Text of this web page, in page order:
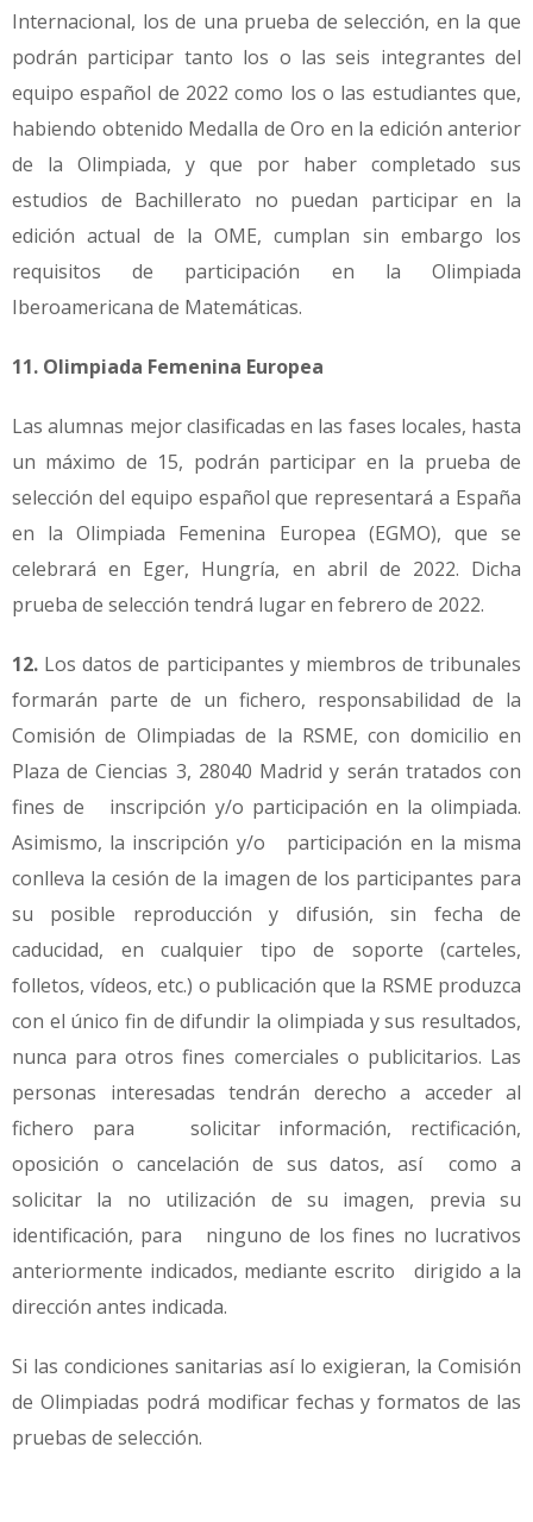
Internacional, los de una prueba de selección, en la que
podrán participar tanto los o las seis integrantes del
equipo español de 2022 como los o las estudiantes que,
habiendo obtenido Medalla de Oro en la edición anterior
de la Olimpiada, y que por haber completado sus
estudios de Bachillerato no puedan participar en la
edición actual de la OME, cumplan sin embargo los
requisitos de participación en la Olimpiada
Iberoamericana de Matemáticas.
11. Olimpiada Femenina Europea
Las alumnas mejor clasificadas en las fases locales, hasta
un máximo de 15, podrán participar en la prueba de
selección del equipo español que representará a España
en la Olimpiada Femenina Europea (EGMO), que se
celebrará en Eger, Hungría, en abril de 2022. Dicha
prueba de selección tendrá lugar en febrero de 2022.
12. Los datos de participantes y miembros de tribunales
formarán parte de un fichero, responsabilidad de la
Comisión de Olimpiadas de la RSME, con domicilio en
Plaza de Ciencias 3, 28040 Madrid y serán tratados con
fines de inscripción y/o participación en la olimpiada.
Asimismo, la inscripción y/o participación en la misma
conlleva la cesión de la imagen de los participantes para
su posible reproducción y difusión, sin fecha de
caducidad, en cualquier tipo de soporte (carteles,
folletos, vídeos, etc.) o publicación que la RSME produzca
con el único fin de difundir la olimpiada y sus resultados,
nunca para otros fines comerciales o publicitarios. Las
personas interesadas tendrán derecho a acceder al
fichero para solicitar información, rectificación,
oposición o cancelación de sus datos, así como a
solicitar la no utilización de su imagen, previa su
identificación, para ninguno de los fines no lucrativos
anteriormente indicados, mediante escrito dirigido a la
dirección antes indicada.
Si las condiciones sanitarias así lo exigieran, la Comisión
de Olimpiadas podrá modificar fechas y formatos de las
pruebas de selección.